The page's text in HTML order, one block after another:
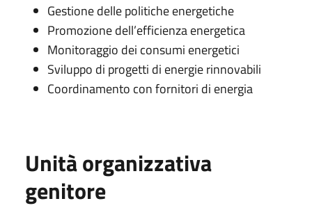
Gestione delle politiche energetiche
Promozione dell’efficienza energetica
Monitoraggio dei consumi energetici
Sviluppo di progetti di energie rinnovabili
Coordinamento con fornitori di energia
Unità organizzativa
genitore